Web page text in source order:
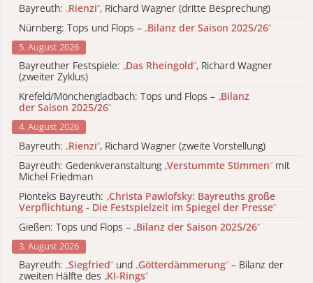
Bayreuth: „Rienzi“, Richard Wagner (dritte Besprechung)
Nürnberg: Tops und Flops – „Bilanz der Saison 2025/26“
5. August 2026
Bayreuther Festspiele: „Das Rheingold“, Richard Wagner
(zweiter Zyklus)
Krefeld/Mönchengladbach: Tops und Flops – „Bilanz
der Saison 2025/26“
4. August 2026
Bayreuth: „Rienzi“, Richard Wagner (zweite Vorstellung)
Bayreuth: Gedenkveranstaltung „Verstummte Stimmen“ mit
Michel Friedman
Pionteks Bayreuth: „Christa Pawlofsky: Bayreuths große
Verpflichtung - Die Festspielzeit im Spiegel der Presse“
Gießen: Tops und Flops – „Bilanz der Saison 2025/26“
3. August 2026
Bayreuth: „Siegfried“ und „Götterdämmerung“ – Bilanz der
zweiten Hälfte des „KI-Rings“